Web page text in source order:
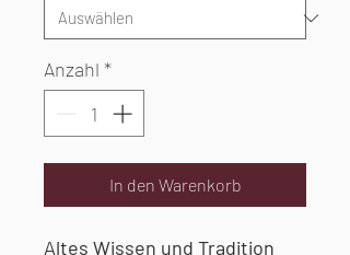
Anzahl *
In den Warenkorb
Altes Wissen und Tradition